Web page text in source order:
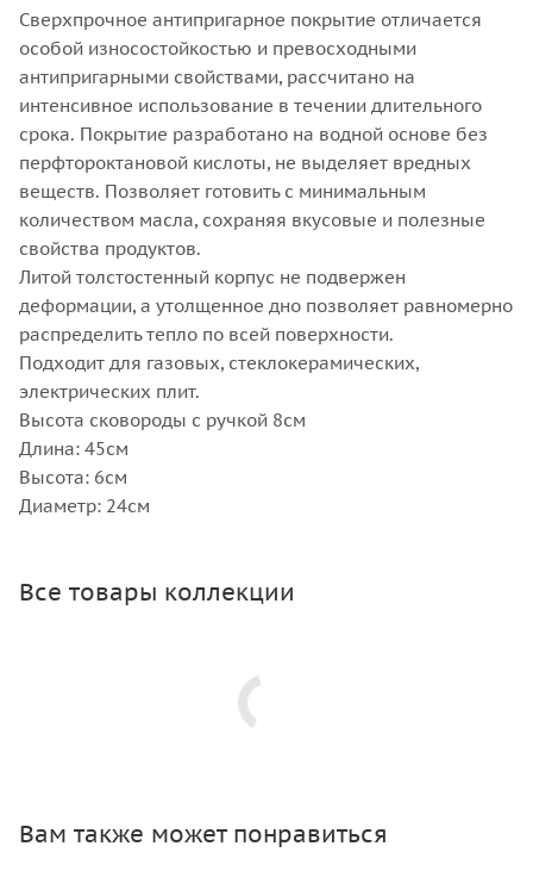
Сверхпрочное антипригарное покрытие отличается
особой износостойкостью и превосходными
антипригарными свойствами, рассчитано на
интенсивное использование в течении длительного
срока. Покрытие разработано на водной основе без
перфтороктановой кислоты, не выделяет вредных
веществ. Позволяет готовить с минимальным
количеством масла, сохраняя вкусовые и полезные
свойства продуктов.
Литой толстостенный корпус не подвержен
деформации, а утолщенное дно позволяет равномерно
распределить тепло по всей поверхности.
Подходит для газовых, стеклокерамических,
электрических плит.
Высота сковороды с ручкой 8см
Длина: 45см
Высота: 6см
Диаметр: 24см
Все товары коллекции
Вам также может понравиться